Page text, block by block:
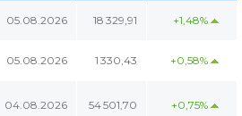
05.08.2026 18 329,91 +1,48%
05.08.2026 1 330,43 +0,58%
04.08.2026 54 501,70 +0,75%